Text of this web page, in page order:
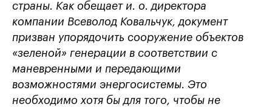
страны. Как обещает и. о. директора
компании Всеволод Ковальчук, документ
призван упорядочить сооружение объектов
«зеленой» генерации в соответствии с
маневренными и передающими
возможностями энергосистемы. Это
необходимо хотя бы для того, чтобы не